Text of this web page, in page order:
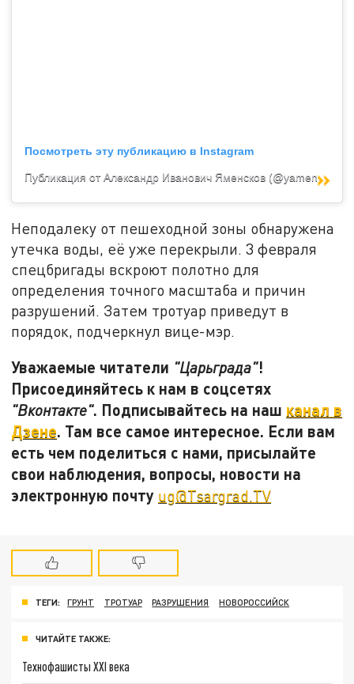
Посмотреть эту публикацию в Instagram
Публикация от Александр Иванович Яменсков (@yamenskov_aleksandr_ivanovich)
Неподалеку от пешеходной зоны обнаружена
утечка воды, её уже перекрыли. 3 февраля
спецбригады вскроют полотно для
определения точного масштаба и причин
разрушений. Затем тротуар приведут в
порядок, подчеркнул вице-мэр.
Уважаемые читатели "Царьграда"!
Присоединяйтесь к нам в соцсетях
"Вконтакте". Подписывайтесь на наш канал в
Дзене. Там все самое интересное. Если вам
есть чем поделиться с нами, присылайте
свои наблюдения, вопросы, новости на
электронную почту ug@Tsargrad.TV
ТЕГИ: ГРУНТ ТРОТУАР РАЗРУШЕНИЯ НОВОРОССИЙСК
ЧИТАЙТЕ ТАКЖЕ:
Технофашисты XXI века